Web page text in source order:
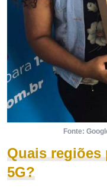
Fonte:
Quais regiões
5G?